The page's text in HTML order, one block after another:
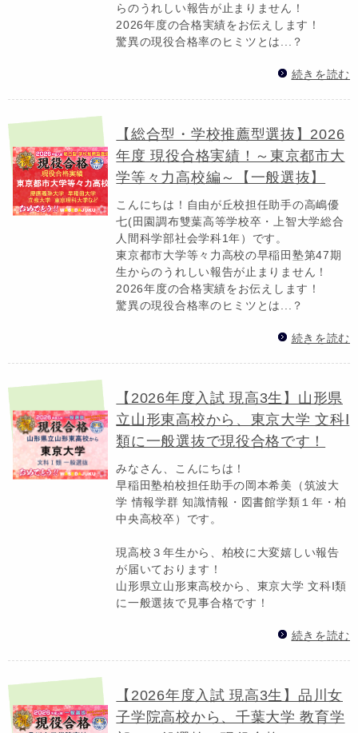
らのうれしい報告が止まりません！
2026年度の合格実績をお伝えします！
驚異の現役合格率のヒミツとは...？
続きを読む
【総合型・学校推薦型選抜】2026
年度 現役合格実績！～東京都市大
学等々力高校編～【一般選抜】
こんにちは！自由が丘校担任助手の高嶋優
七(田園調布雙葉高等学校卒・上智大学総合
人間科学部社会学科1年）です。
東京都市大学等々力高校の早稲田塾第47期
生からのうれしい報告が止まりません！
2026年度の合格実績をお伝えします！
驚異の現役合格率のヒミツとは...？
続きを読む
【2026年度入試 現高3生】山形県
立山形東高校から、東京大学 文科Ⅰ
類に一般選抜で現役合格です！
みなさん、こんにちは！
早稲田塾柏校担任助手の岡本希美（筑波大
学 情報学群 知識情報・図書館学類１年・柏
中央高校卒）です。
現高校３年生から、柏校に大変嬉しい報告
が届いております！
山形県立山形東高校から、東京大学 文科Ⅰ類
に一般選抜で見事合格です！
続きを読む
【2026年度入試 現高3生】品川女
子学院高校から、千葉大学 教育学